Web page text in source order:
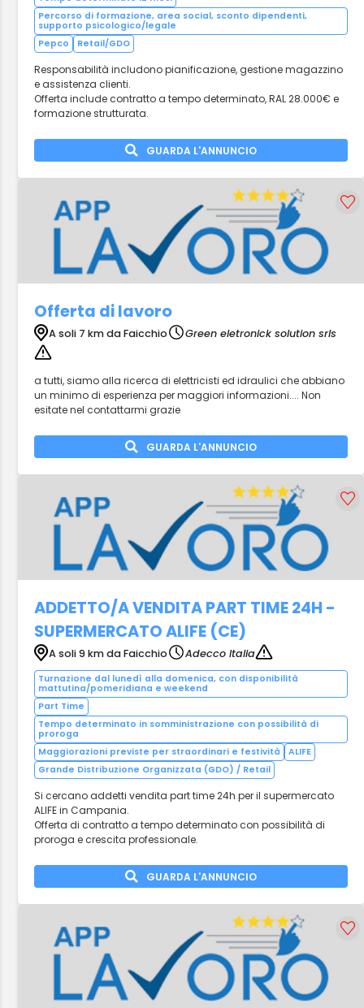
Percorso di formazione, area social, sconto dipendenti,
supporto psicologico/legale
Pepco
Retail/GDO
Responsabilità includono pianificazione, gestione magazzino
e assistenza clienti.
Offerta include contratto a tempo determinato, RAL 28.000€ e
formazione strutturata.
GUARDA L'ANNUNCIO
Offerta di lavoro
A soli 7 km da Faicchio Green eletronick solution srls
a tutti, siamo alla ricerca di elettricisti ed idraulici che abbiano
un minimo di esperienza per maggiori informazioni.... Non
esitate nel contattarmi grazie
GUARDA L'ANNUNCIO
ADDETTO/A VENDITA PART TIME 24H -
SUPERMERCATO ALIFE (CE)
A soli 9 km da Faicchio Adecco Italia
Turnazione dal lunedì alla domenica, con disponibilità
mattutina/pomeridiana e weekend
Part Time
Tempo determinato in somministrazione con possibilità di
proroga
Maggiorazioni previste per straordinari e festività
ALIFE
Grande Distribuzione Organizzata (GDO) / Retail
Si cercano addetti vendita part time 24h per il supermercato
ALIFE in Campania.
Offerta di contratto a tempo determinato con possibilità di
proroga e crescita professionale.
GUARDA L'ANNUNCIO